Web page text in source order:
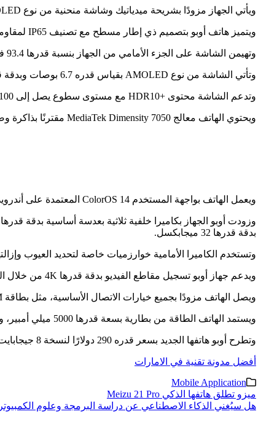
ويأتي الجهاز مزودًا بشريحة ميدياتيك وشاشة منحنية من نوع AMOLED ذات حافات صغيرة ودعم الشحن السريع والمزيد.
ويتميز هاتف أوبو بتصميم ذي إطار مسطح مع تصنيف IP65 لمقاومة الغبار والماء. وتأتي الكاميرا الخلفية ضمن إطار مستطيل الشكل، في حين توجد المستشعرات داخل دوائر.
وتهيمن الشاشة على الجزء الأمامي من الجهاز بنسبة قدرها 93.4 في المئة من الشاشة إلى الجسم.
وتأتي الشاشة من نوع AMOLED بقياس قدره 6.7 بوصات وبدقة قدرها 2412×1080 بكسلًا وبكثافة قدرها 394 بكسلًا في البوصة مع عمق ألوان قدره 10 بت.
وتدعم الشاشة محتوى +HDR10 مع مستوى سطوع يصل إلى 1100 شمعة في المتر المربع.
ويحتوي الهاتف معالج MediaTek Dimensity 7050 مقترنًا بذاكرة وصول عشوائي من نوع LPDDR4x ومساحة تخزين داخلية من نوع UFS 3.1.
ويعمل الهاتف بواجهة المستخدم ColorOS 14 المعتمدة على أندرويد 14، ويحصل على ثلاث سنوات من تحديثات نظام التشغيل مع أربع سنوات من التحديثات الأمنية.
بدقة قدرها 32 ميجابكسل.
وتستخدم الكاميرا الأمامية خوارزميات خاصة لتحديد العيوب
ويدعم جهاز أوبو تسجيل مقاطع الفيديو بدقة قدرها 4K من خلال الكاميرا الخلفية والأمامية، ويتضمن مستشعر بصمة الإصبع الموجود تحت الشاشة للقياسات الحيوية.
ويصل الهاتف مزودًا بجميع خيارات الاتصال الأساسية، مثل بطاقة SIM المزدوجة و 5G و WiFi 6 و Bluetooth 5.2 و GNSS و USB Type-C.
ويستمد الهاتف الطاقة من بطارية بسعة قدرها 5000 ميلي أمبير، ويدعم معيار الشحن السريع SuperVOOC بقوة قدرها 67 واطًا.
وتطرح أوبو هاتفها الجديد بسعر قدره 290 دولارًا لنسخة 8 جيجابايت + 128 جيجابايت، وبسعر قدره 315 دولارًا لنسخة 8 جيجابايت + 256 جيجابايت.
أفضل مدونة تقنية في الامارات
Mobile Application
تصفّح
المقالات
ميزو تطلق هاتفها الذكي Meizu 21 Pro
هل سيُغني الذكاء الاصطناعي عن دراسة البرمجة وعلوم